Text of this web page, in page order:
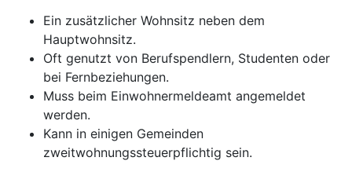
Ein zusätzlicher Wohnsitz neben dem
Hauptwohnsitz.
Oft genutzt von Berufspendlern, Studenten oder
bei Fernbeziehungen.
Muss beim Einwohnermeldeamt angemeldet
werden.
Kann in einigen Gemeinden
zweitwohnungssteuerpflichtig sein.